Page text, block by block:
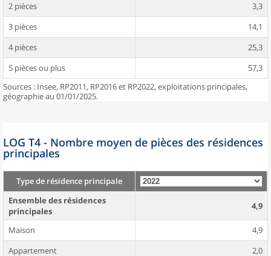
2 pièces
3,3
3 pièces
14,1
4 pièces
25,3
5 pièces ou plus
57,3
Sources : Insee, RP2011, RP2016 et RP2022, exploitations principales,
géographie au 01/01/2025.
LOG T4 - Nombre moyen de pièces des résidences
principales
Type de résidence principale
Ensemble des résidences
principales
4,9
Maison
4,9
Appartement
2,0